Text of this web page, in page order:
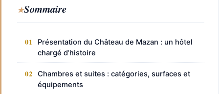
Sommaire
Présentation du Château de Mazan : un hôtel
chargé d’histoire
Chambres et suites : catégories, surfaces et
équipements